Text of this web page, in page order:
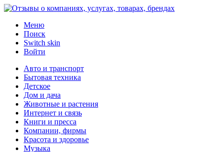
Меню
Поиск
Switch skin
Войти
Авто и транспорт
Бытовая техника
Детское
Дом и дача
Животные и растения
Интернет и связь
Книги и пресса
Компании, фирмы
Красота и здоровье
Музыка